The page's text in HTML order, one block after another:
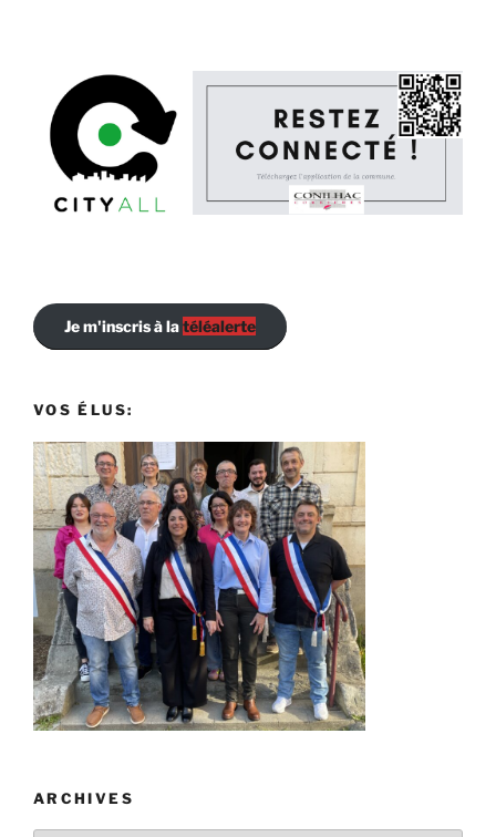
Je m'inscris à latéléalerte
VOS ÉLUS:
ARCHIVES